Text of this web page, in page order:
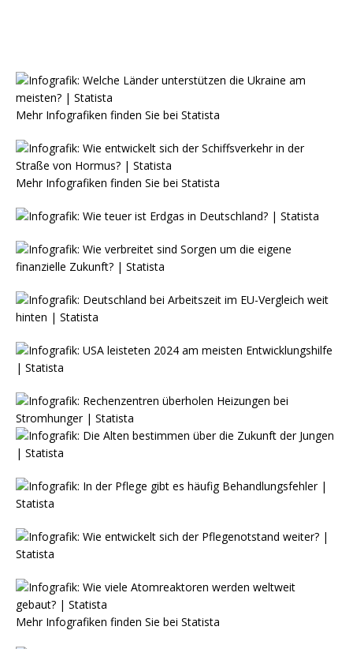
Mehr Infografiken finden Sie bei Statista
Mehr Infografiken finden Sie bei Statista
Mehr Infografiken finden Sie bei Statista